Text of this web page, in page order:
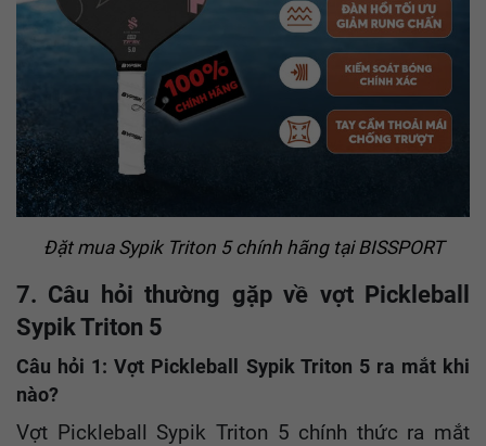
Đặt mua SypikTriton 5 chính hãng tại BISSPORT
7. Câu hỏi thường gặp về vợt Pickleball
Sypik Triton 5
Câu hỏi 1: Vợt Pickleball Sypik Triton 5 ra mắt khi
nào?
Vợt Pickleball Sypik Triton 5 chính thức ra mắt